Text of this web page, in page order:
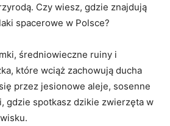
Czy wiesz,‍ gdzie znajdują​
spacerowe w Polsce?
średniowieczne ruiny i
⁢które ⁤wciąż zachowują ducha
‌przez jesionowe⁣ aleje,⁤ sosenne
gdzie ⁣spotkasz⁢ dzikie ⁤zwierzęta w